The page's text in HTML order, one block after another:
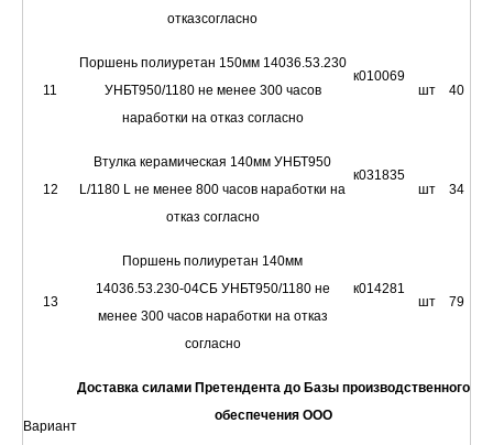
отказсогласно
11
Поршень полиуретан 150мм 14036.53.230
УНБТ950/1180 не менее 300 часов
наработки на отказ согласно
к010069
шт
40
12
Втулка керамическая 140мм УНБТ950
L/1180 L не менее 800 часов наработки на
отказ согласно
к031835
шт
34
13
Поршень полиуретан 140мм
14036.53.230-04СБ УНБТ950/1180 не
менее 300 часов наработки на отказ
согласно
к014281
шт
79
Вариант
Доставка силами Претендента до Базы производственного
обеспечения ООО